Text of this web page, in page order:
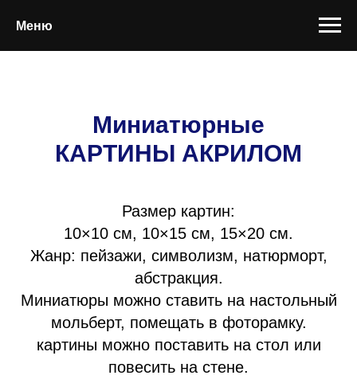
Меню
Миниатюрные
КАРТИНЫ АКРИЛОМ
Размер картин:
10×10 см, 10×15 см, 15×20 см.
Жанр: пейзажи, символизм, натюрморт,
абстракция.
Миниатюры можно ставить на настольный
мольберт, помещать в фоторамку.
картины можно поставить на стол или
повесить на стене.